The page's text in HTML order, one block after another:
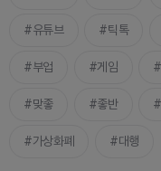
유튜브 틱톡
부업 게임
맞좋 좋반
가상화폐 대행